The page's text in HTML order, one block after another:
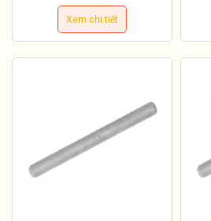
Xem chi tiết